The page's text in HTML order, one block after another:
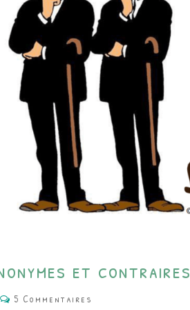
et contraires
Commentaires
5 Commentaires